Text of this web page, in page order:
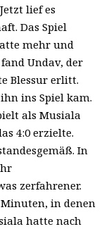
lief es
Das Spiel
mehr und
Undav, der
Blessur erlitt.
ins Spiel kam.
als Musiala
4:0 erzielte.
In
zerfahrener.
Minuten, in denen
hatte nach